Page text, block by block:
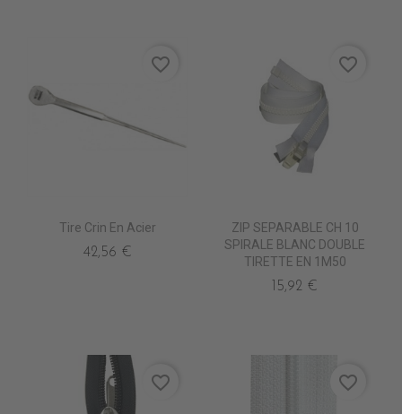
Tire Crin En Acier
42,56 €
favorite_border
ZIP SEPARABLE CH 10
SPIRALE BLANC DOUBLE
TIRETTE EN 1M50
15,92 €
favorite_border
favorite_border favorite_border